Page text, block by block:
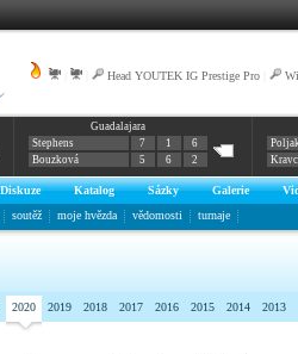
Head YOUTEK IG Prestige Pro
Guadalajara
Stephens
7 1
6
Bouzková
5 6 2
Diskuze Katalog Sázky Galerie
soutěž moje hvězda vědomosti turnaje
2020 2019 2018 2017 2016 2015 2014 2013